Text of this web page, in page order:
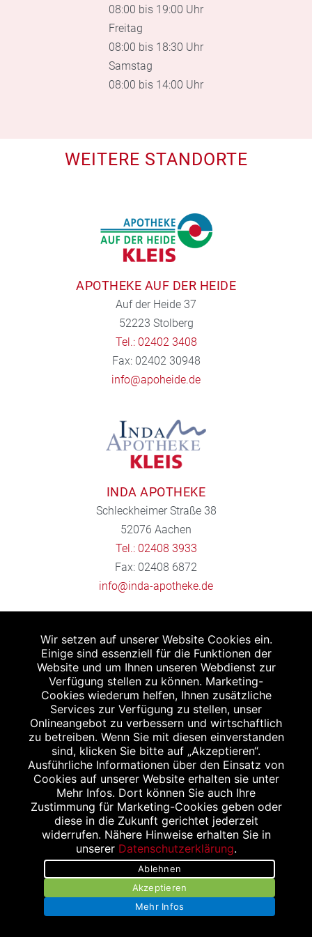
08:00 bis 19:00 Uhr
Freitag
08:00 bis 18:30 Uhr
Samstag
08:00 bis 14:00 Uhr
WEITERE STANDORTE
APOTHEKE AUF DER HEIDE
Auf der Heide 37
52223 Stolberg
Tel.: 02402 3408
Fax: 02402 30948
info@apoheide.de
INDA APOTHEKE
Schleckheimer Straße 38
52076 Aachen
Tel.: 02408 3933
Fax: 02408 6872
info@inda-apotheke.de
SANITÄTSHAUS & OT KLEIS
Fuggerstraße 21-25
52152 Simmerath
Tel.: 02473 68 97 66
Fax: 02473 68 97 65
TRI-O-MED GMBH
Aachener Str. 30
52249 Eschweiler
Tel.: 02403 78 84 0
Wir setzen auf unserer Website Cookies ein.
Einige sind essenziell für die Funktionen der
Website und um Ihnen unseren Webdienst zur
Verfügung stellen zu können. Marketing-
Cookies wiederum helfen, Ihnen zusätzliche
Services zur Verfügung zu stellen, unser
Onlineangebot zu verbessern und wirtschaftlich
zu betreiben. Wenn Sie mit diesen einverstanden
sind, klicken Sie bitte auf „Akzeptieren“.
Ausführliche Informationen über den Einsatz von
Cookies auf unserer Website erhalten sie unter
Mehr Infos. Dort können Sie auch Ihre
Zustimmung für Marketing-Cookies geben oder
diese in die Zukunft gerichtet jederzeit
widerrufen. Nähere Hinweise erhalten Sie in
unserer Datenschutzerklärung.
Ablehnen
Akzeptieren
Mehr Infos